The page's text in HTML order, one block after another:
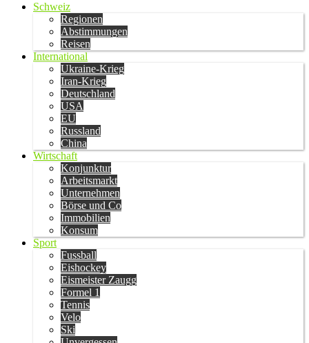
Schweiz
Regionen
Abstimmungen
Reisen
International
Ukraine-Krieg
Iran-Krieg
Deutschland
USA
EU
Russland
China
Wirtschaft
Konjunktur
Arbeitsmarkt
Unternehmen
Börse und Co
Immobilien
Konsum
Sport
Fussball
Eishockey
Eismeister Zaugg
Formel 1
Tennis
Velo
Ski